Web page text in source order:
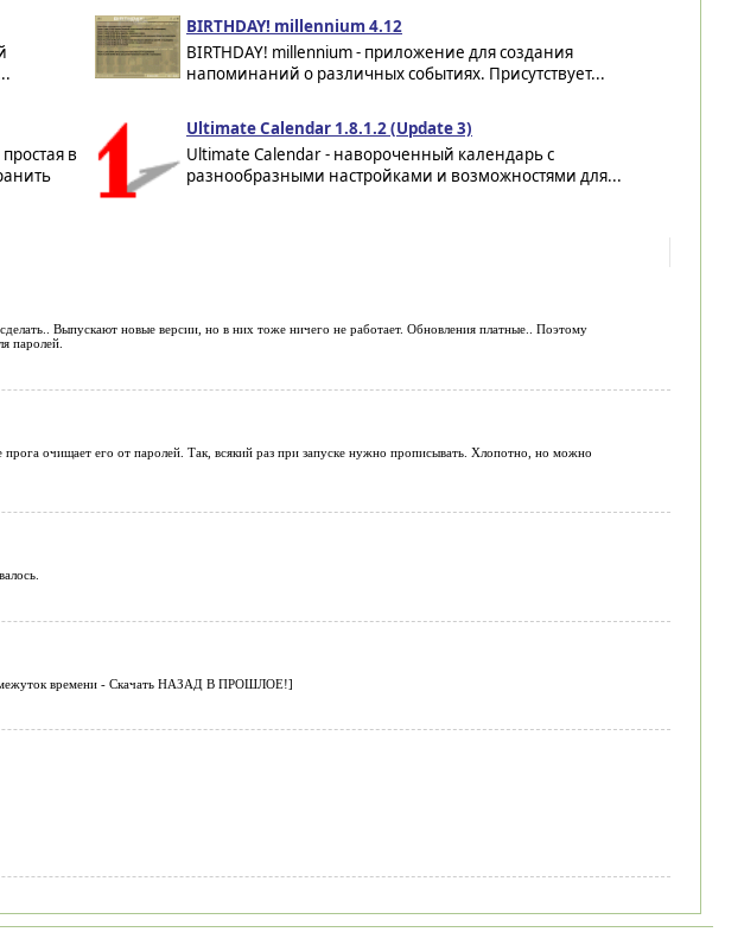
BIRTHDAY! millennium 4.12
BIRTHDAY! millennium - приложение для создания
напоминаний о различных событиях. Присутствует...
в
Ultimate Calendar 1.8.1.2 (Update 3)
Ultimate Calendar - навороченный календарь с
разнообразными настройками и возможностями для...
Выпускают новые версии, но в них тоже ничего не работает. Обновления платные.. Поэтому
паролей.
очищает его от паролей. Так, всякий раз при запуске нужно прописывать. Хлопотно, но можно
времени - Скачать НАЗАД В ПРОШЛОЕ!]